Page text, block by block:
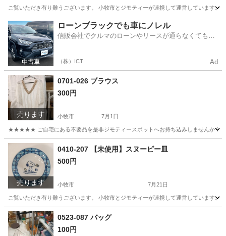
ご覧いただき有り難うございます。 小牧市とジモティーが連携して運営していま
愛知 小牧市 カットソー リユース
ローンブラックでも車にノレル
信販会社でクルマのローンやリースが通らなくてもク
（株）ICT Ad
売ります
0701-026 ブラウス
300円
小牧市 7月1日
★★★★★ ご自宅にある不要品を是非ジモティースポットへお持ち込みしませんか？
愛知 小牧市 現地
売ります
0410-207 【未使用】スヌーピー皿
500円
小牧市 7月21日
ご覧いただき有り難うございます。 小牧市とジモティーが連携して運営していま
愛知 小牧市 リユース
0523-087 バッグ
100円